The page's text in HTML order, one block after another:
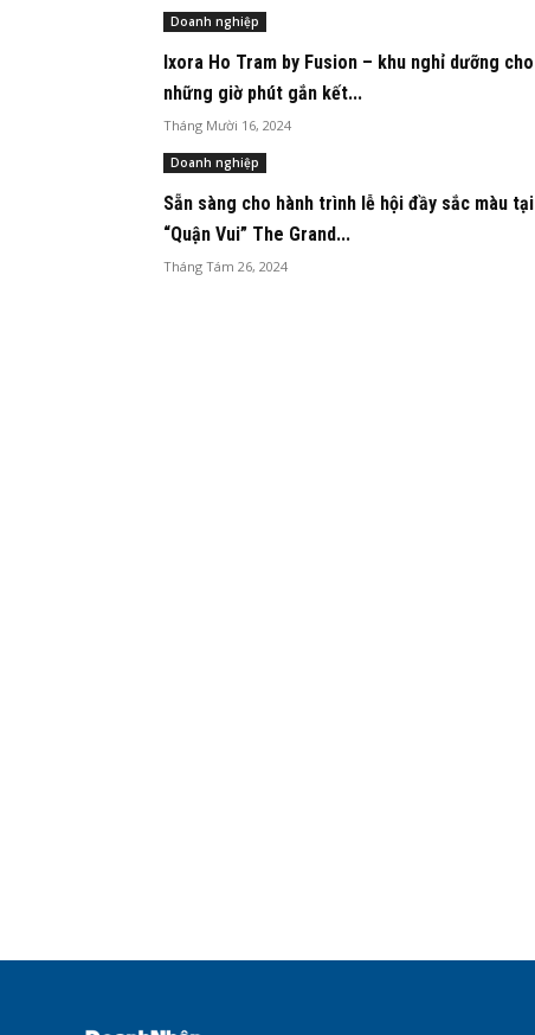
Doanh nghiệp
Ixora Ho Tram by Fusion – khu nghỉ dưỡng cho
những giờ phút gắn kết...
Tháng Mười 16, 2024
Doanh nghiệp
Sẵn sàng cho hành trình lễ hội đầy sắc màu tại
“Quận Vui” The Grand...
Tháng Tám 26, 2024